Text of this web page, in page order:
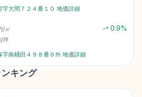
大間７２４番１０ 地価詳細
/㎡ 0.9%
坪
字南桶田４９８番６外 地価詳細
キング